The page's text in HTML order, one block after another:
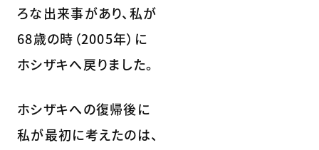
ろな出来事があり、私が
68歳の時（2005年）に
ホシザキへ戻りました。
ホシザキへの復帰後に
私が最初に考えたのは、